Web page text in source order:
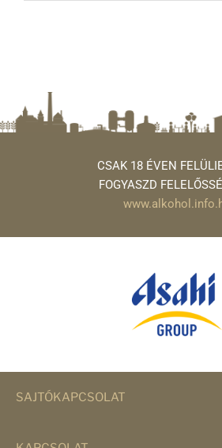
CSAK 18 ÉVEN
FOGYASZD
SAJTÓKAPCSOLAT